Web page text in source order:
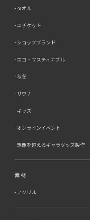
タオル
エチケット
ショップブランド
エコ・サスティナブル
秋冬
サウナ
キッズ
オンラインイベント
想像を超えるキャラグッズ製作
素材
アクリル